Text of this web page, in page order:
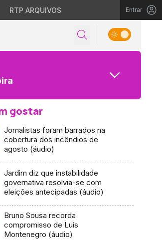
RTP ARQUIVOS Entrar
gostar
Jornalistas foram barrados na
cobertura dos incêndios de
agosto (áudio)
Jardim diz que instabilidade
governativa resolvia-se com
eleições antecipadas (áudio)
Bruno Sousa recorda
compromisso de Luís
Montenegro (áudio)